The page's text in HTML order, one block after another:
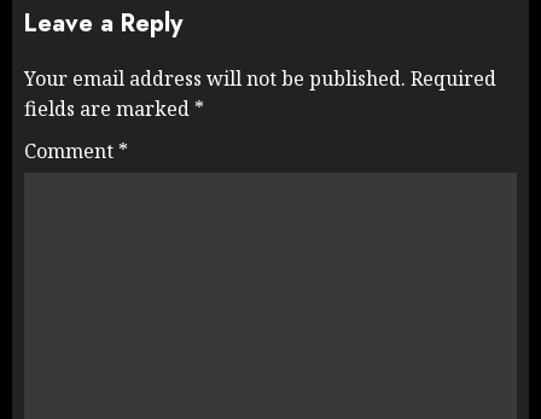
Leave a Reply
Your email address will not be published. Required
fields are marked *
Comment *